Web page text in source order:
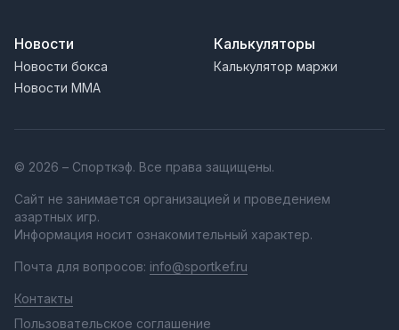
Новости
Новости бокса
Новости MMA
Калькуляторы
Калькулятор маржи
© 2026 – Спорткэф. Все права защищены.
Сайт не занимается организацией и проведением
азартных игр.
Информация носит ознакомительный характер.
Почта для вопросов: info@sportkef.ru
Контакты
Пользовательское соглашение